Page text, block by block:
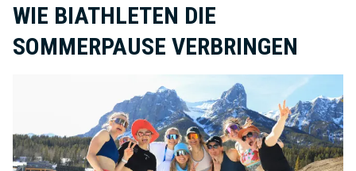
WIE BIATHLETEN DIE
SOMMERPAUSE VERBRINGEN